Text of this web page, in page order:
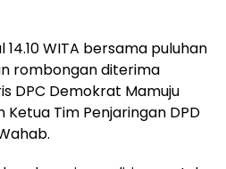
WITA bersama puluhan
rombongan diterima
DPC Demokrat Mamuju
Ketua Tim Penjaringan DPD